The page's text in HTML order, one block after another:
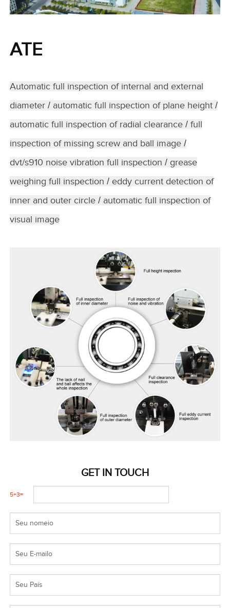
ATE
Automatic full inspection of internal and external
diameter/ automatic full inspection of plane height/
automatic full inspection of radial clearance/ full
inspection of missing screw and ball image/
dvt/s910 noise vibration full inspection / grease
weighing full inspection / eddy current detection of
inner and outer circle/ automatic full inspection of
visual image
GET IN TOUCH
5+3=